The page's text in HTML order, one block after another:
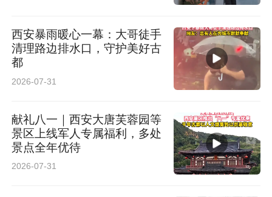
西安暴雨暖心一幕：大哥徒手
清理路边排水口，守护美好古
都
2026-07-31
献礼八一｜西安大唐芙蓉园等
景区上线军人专属福利，多处
景点全年优待
2026-07-31